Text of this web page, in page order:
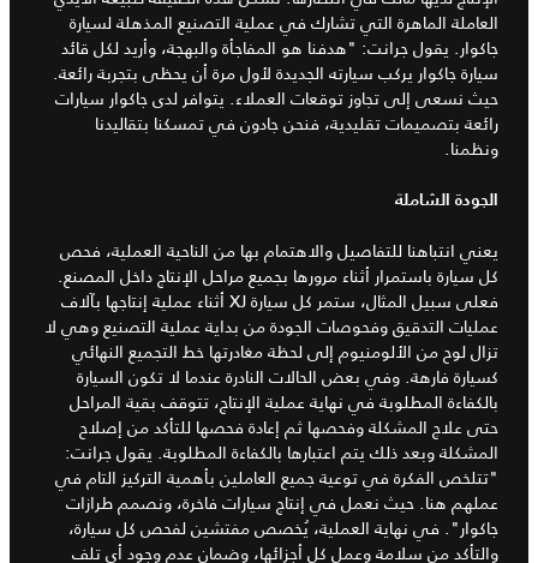
العاملة الماهرة التي تشارك في عملية التصنيع المذهلة لسيارة
جاكوار. يقول جرانت: "هدفنا هو المفاجأة والبهجة، وأريد لكل قائد
سيارة جاكوار يركب سيارته الجديدة لأول مرة أن يحظى بتجربة رائعة.
حيث نسعى إلى تجاوز توقعات العملاء. يتوافر لدى جاكوار سيارات
رائعة بتصميمات تقليدية، فنحن جادون في تمسكنا بتقاليدنا
ونظمنا.
الجودة الشاملة
يعني انتباهنا للتفاصيل والاهتمام بها من الناحية العملية، فحص
كل سيارة باستمرار أثناء مرورها بجميع مراحل الإنتاج داخل المصنع.
فعلى سبيل المثال، ستمر كل سيارة XJ أثناء عملية إنتاجها بآلاف
عمليات التدقيق وفحوصات الجودة من بداية عملية التصنيع وهي لا
تزال لوح من الألومنيوم إلى لحظة مغادرتها خط التجميع النهائي
كسيارة فارهة. وفي بعض الحالات النادرة عندما لا تكون السيارة
بالكفاءة المطلوبة في نهاية عملية الإنتاج، تتوقف بقية المراحل
حتى علاج المشكلة وفحصها ثم إعادة فحصها للتأكد من إصلاح
المشكلة وبعد ذلك يتم اعتبارها بالكفاءة المطلوبة. يقول جرانت:
"تتلخص الفكرة في توعية جميع العاملين بأهمية التركيز التام في
عملهم هنا. حيث نعمل في إنتاج سيارات فاخرة، ونصمم طرازات
جاكوار". في نهاية العملية، يُخصص مفتشين لفحص كل سيارة،
والتأكد من سلامة وعمل كل أجزائها، وضمان عدم وجود أي تلف